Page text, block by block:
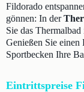
Fildorado
gönnen: In der
Sie das
Genießen Sie einen
Sportbecken Ihre
Eintrittspreise